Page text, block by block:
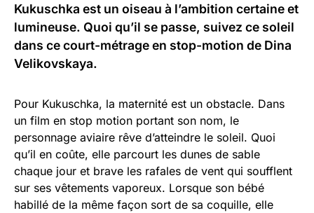
Kukuschka est un oiseau à l’ambition certaine et
lumineuse. Quoi qu’il se passe, suivez ce soleil
dans ce court-métrage en stop-motion de Dina
Velikovskaya.
Pour Kukuschka, la maternité est un obstacle. Dans
un film en stop motion portant son nom, le
personnage aviaire rêve d’atteindre le soleil. Quoi
qu’il en coûte, elle parcourt les dunes de sable
chaque jour et brave les rafales de vent qui soufflent
sur ses vêtements vaporeux. Lorsque son bébé
habillé de la même façon sort de sa coquille, elle